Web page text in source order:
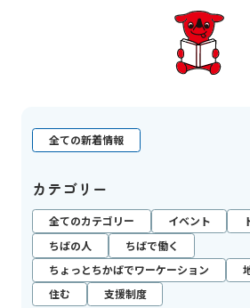
全ての新着情報
カテゴリー
全てのカテゴリー イベント
ちばの人
ちばで働く
ちょっとちかばでワーケーション
住む
支援制度